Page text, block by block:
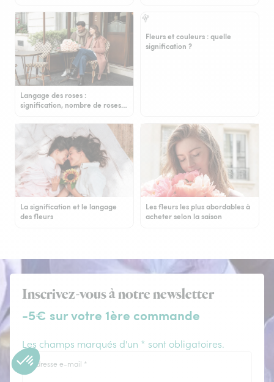
Langage des roses :
signification, nombre de roses…
Fleurs et couleurs : quelle
signification ?
La signification et le langage
des fleurs
Les fleurs les plus abordables à
acheter selon la saison
Inscrivez-vous à notre newsletter
-5€ sur votre 1ère commande
Les champs marqués d'un * sont obligatoires.
Adresse e-mail *